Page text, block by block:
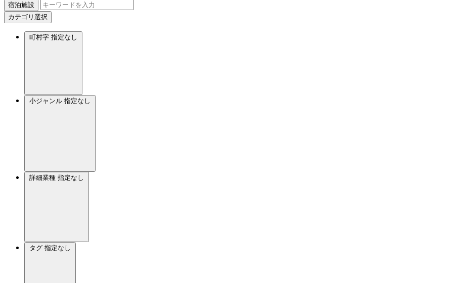
宿泊施設
カテゴリ選択
町村字 指定なし
小ジャンル 指定なし
詳細業種 指定なし
タグ 指定なし